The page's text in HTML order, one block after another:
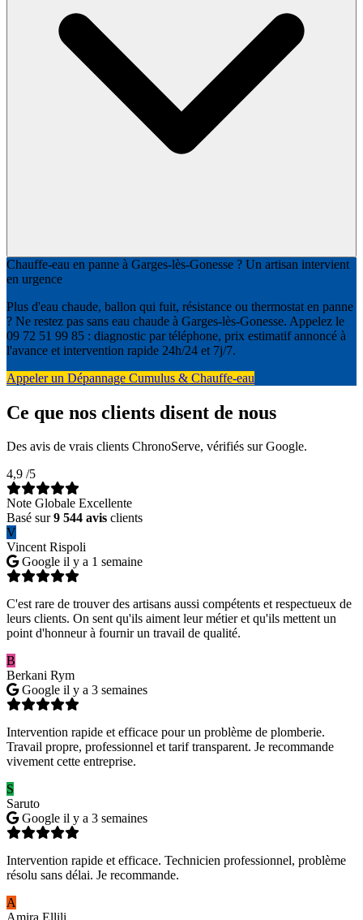
Chauffe-eau en panne à Garges-lès-Gonesse ? Un artisan intervient
en urgence
Plus d'eau chaude, ballon qui fuit, résistance ou thermostat en panne
? Ne restez pas sans eau chaude à Garges-lès-Gonesse. Appelez le
09 72 51 99 85 : diagnostic par téléphone, prix estimatif annoncé à
l'avance et intervention rapide 24h/24 et 7j/7.
Appeler un Dépannage Cumulus & Chauffe-eau
Ce que nos clients disent de nous
Des avis de vrais clients ChronoServe, vérifiés sur Google.
4,9 /5
Note Globale Excellente
Basé sur9 544 avis clients
V
Vincent Rispoli
Google il y a 1 semaine
C'est rare de trouver des artisans aussi compétents et respectueux de
leurs clients. On sent qu'ils aiment leur métier et qu'ils mettent un
point d'honneur à fournir un travail de qualité.
B
Berkani Rym
Google il y a 3 semaines
Intervention rapide et efficace pour un problème de plomberie.
Travail propre, professionnel et tarif transparent. Je recommande
vivement cette entreprise.
S
Saruto
Google il y a 3 semaines
Intervention rapide et efficace. Technicien professionnel, problème
résolu sans délai. Je recommande.
A